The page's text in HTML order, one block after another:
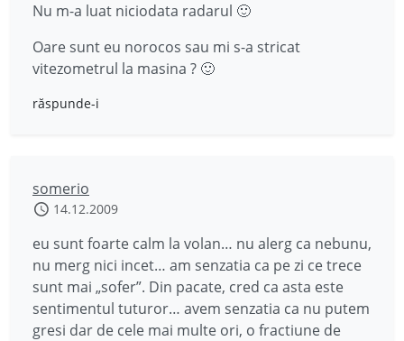
Nu m-a luat niciodata radarul 🙂
Oare sunt eu norocos sau mi s-a stricat
vitezometrul la masina ? 🙂
răspunde-i
somerio
14.12.2009
eu sunt foarte calm la volan… nu alerg ca nebunu,
nu merg nici incet… am senzatia ca pe zi ce trece
sunt mai „sofer”. Din pacate, cred ca asta este
sentimentul tuturor… avem senzatia ca nu putem
gresi dar de cele mai multe ori, o fractiune de